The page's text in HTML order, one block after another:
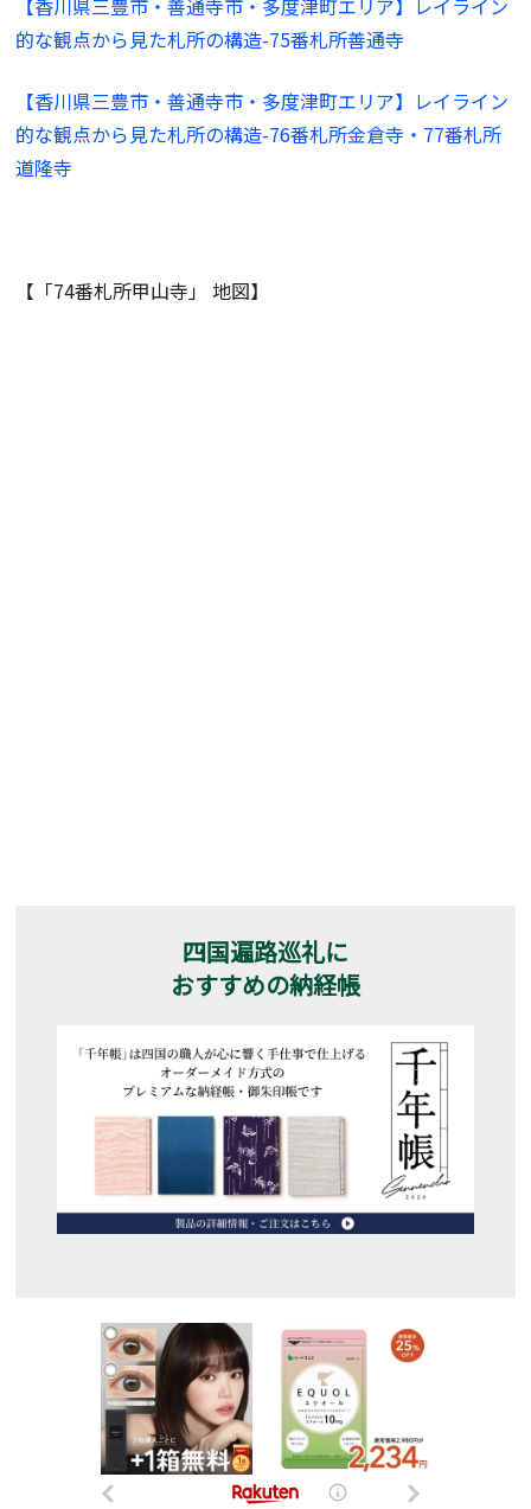
【香川県三豊市・善通寺市・多度津町エリア】レイライン
的な観点から見た札所の構造-75番札所善通寺
【香川県三豊市・善通寺市・多度津町エリア】レイライン
的な観点から見た札所の構造-76番札所金倉寺・77番札所
道隆寺
【「74番札所甲山寺」 地図】
四国遍路巡礼に
おすすめの納経帳